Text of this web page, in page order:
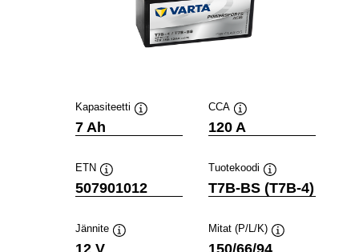
Kapasiteetti
7 Ah
CCA
Työkaluvihje
120 A
ETN
Työkaluvihje
507901012
Tuotekoodi
Työkaluvihje
T7B-BS (T7B-4)
Jännite
12 V
Mitat (P/L/K)
150/66/94